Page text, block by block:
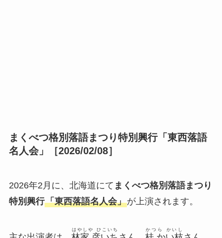
まくべつ格別落語まつり特別興行「東西落語
名人会」［2026/02/08］
2026年2月に、北海道にて まくべつ格別落語まつり
特別興行「東西落語名人会」が上演されます。
はやしや ひこいち かつら かいし